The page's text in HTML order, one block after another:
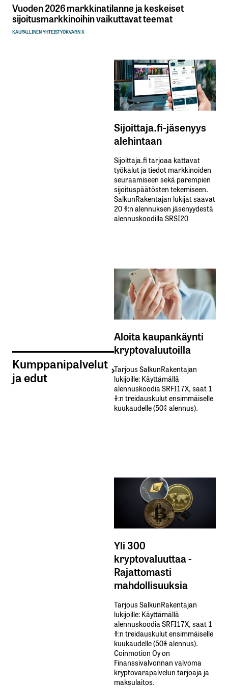
Vuoden 2026 markkinatilanne ja keskeiset
sijoitusmarkkinoihin vaikuttavat teemat
KAUPALLINEN YHTEISTYÖKVARN X
Kumppanipalvelut
ja edut
Sijoittaja.fi-jäsenyys
alehintaan
Sijoittaja.fi tarjoaa kattavat
työkalut ja tiedot markkinoiden
seuraamiseen sekä parempien
sijoituspäätösten tekemiseen.
SalkunRakentajan lukijat saavat
20 %:n alennuksen jäsenyydestä
alennuskoodilla SRSI20
Aloita kaupankäynti
kryptovaluutoilla
Tarjous SalkunRakentajan
lukijoille: Käyttämällä​ ​
alennuskoodia​ ​SRFI17X,​ ​saat​ ​1
%:n treidauskulut​ ​ensimmäiselle​ ​
kuukaudelle​ ​(50%​ ​alennus).
Yli 300
kryptovaluuttaa -
Rajattomasti
mahdollisuuksia
Tarjous SalkunRakentajan
lukijoille: Käyttämällä​ ​
alennuskoodia​ ​SRFI17X,​ ​saat​ ​1
%:n treidauskulut​ ​ensimmäiselle​ ​
kuukaudelle​ ​(50%​ ​alennus).
Coinmotion Oy on
Finanssivalvonnan valvoma
kryptovarapalvelun tarjoaja ja
maksulaitos.